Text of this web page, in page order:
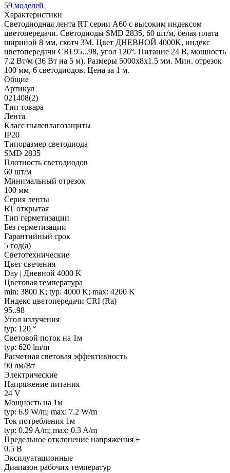
59 моделей
Характеристики
Светодиодная лента RT серии A60 с высоким индексом
цветопередачи. Светодиоды SMD 2835, 60 шт/м, белая плата
шириной 8 мм, скотч 3М. Цвет ДНЕВНОЙ 4000K, индекс
цветопередачи CRI 95...98, угол 120°. Питание 24 В, мощность
7.2 Вт/м (36 Вт на 5 м). Размеры 5000х8х1.5 мм. Мин. отрезок
100 мм, 6 светодиодов. Цена за 1 м.
Общие
Артикул
021408(2)
Тип товара
Лента
Класс пылевлагозащиты
IP20
Типоразмер светодиода
SMD 2835
Плотность светодиодов
60 шт/м
Минимальный отрезок
100 мм
Серия ленты
RT открытая
Тип герметизации
Без герметизации
Гарантийный срок
5 год(а)
Светотехнические
Цвет свечения
Day | Дневной 4000 K
Цветовая температура
min: 3800 K; typ: 4000 K; max: 4200 K
Индекс цветопередачи CRI (Ra)
95..98
Угол излучения
typ: 120 °
Световой поток на 1м
typ: 620 lm/m
Расчетная световая эффективность
90 лм/Вт
Электрические
Напряжение питания
24 V
Мощность на 1м
typ: 6.9 W/m; max: 7.2 W/m
Ток потребления 1м
typ: 0.29 A/m; max: 0.3 A/m
Предельное отклонение напряжения ±
0.5 В
Эксплуатационные
Диапазон рабочих температур